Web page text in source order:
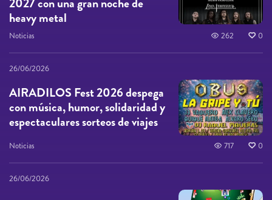
heavy metal
Noticias 262 0
26/06/2026
AIRADILOS Fest 2026 despega
con música, humor, solidaridad y
espectaculares sorteos de viajes
Noticias 717 0
26/06/2026